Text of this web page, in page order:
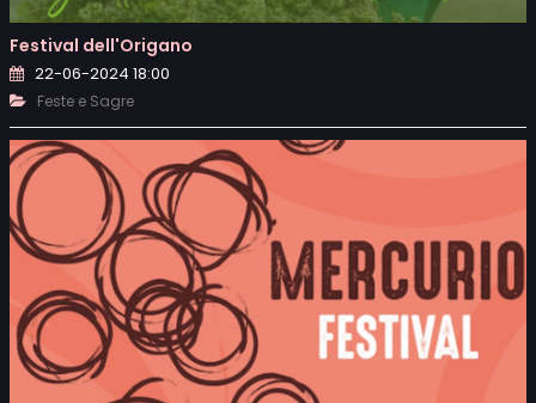
Festival dell'Origano
22-06-2024 18:00
Feste e Sagre